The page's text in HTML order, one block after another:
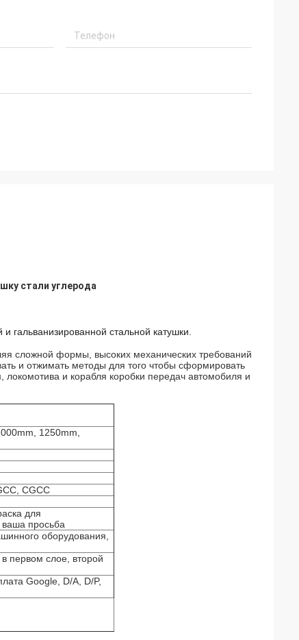
стали углерода
гальванизированной стальной катушки.
сложной формы, высоких механических требований
и отжимать методы для того чтобы сформировать
и корабля коробки передач автомобиля и
1250mm,
CGCC
для
ваша просьба
оборудования,
первом слое, второй
Google, D/A, D/P,